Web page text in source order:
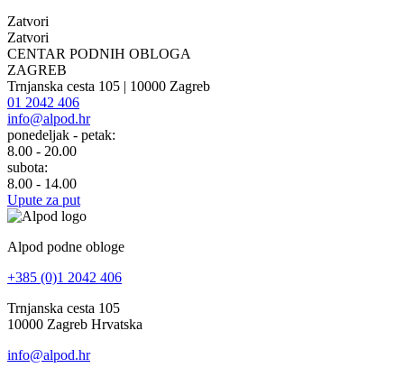
Zatvori
Zatvori
CENTAR PODNIH OBLOGA
ZAGREB
Trnjanska cesta 105 | 10000 Zagreb
01 2042 406
info@alpod.hr
ponedeljak - petak:
8.00 - 20.00
subota:
8.00 - 14.00
Upute za put
Alpod podne obloge
+385 (0)1 2042 406
Trnjanska cesta 105
10000 Zagreb Hrvatska
info@alpod.hr